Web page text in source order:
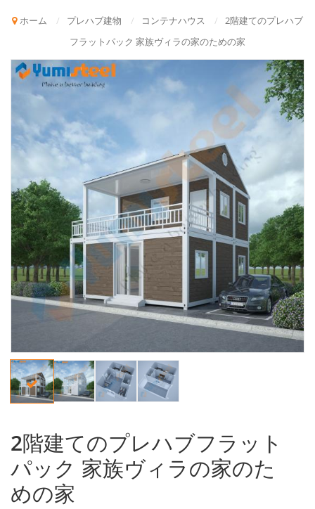
ホーム / プレハブ建物 / コンテナハウス /
2階建てのプレハブ
フラットパック 家族ヴィラの家のための家
2階建てのプレハブフラット
パック 家族ヴィラの家のた
めの家